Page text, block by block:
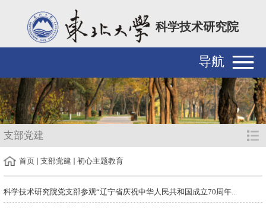
科学技术研究院
导航
支部党建
首页 支部党建 初心主题教育
科学技术研究院党支部参观“辽宁省庆祝中华人民共和国成立70周年...